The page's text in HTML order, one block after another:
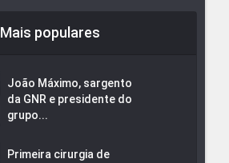
Mais populares
João Máximo, sargento
da GNR e presidente do
grupo...
Primeira cirurgia de